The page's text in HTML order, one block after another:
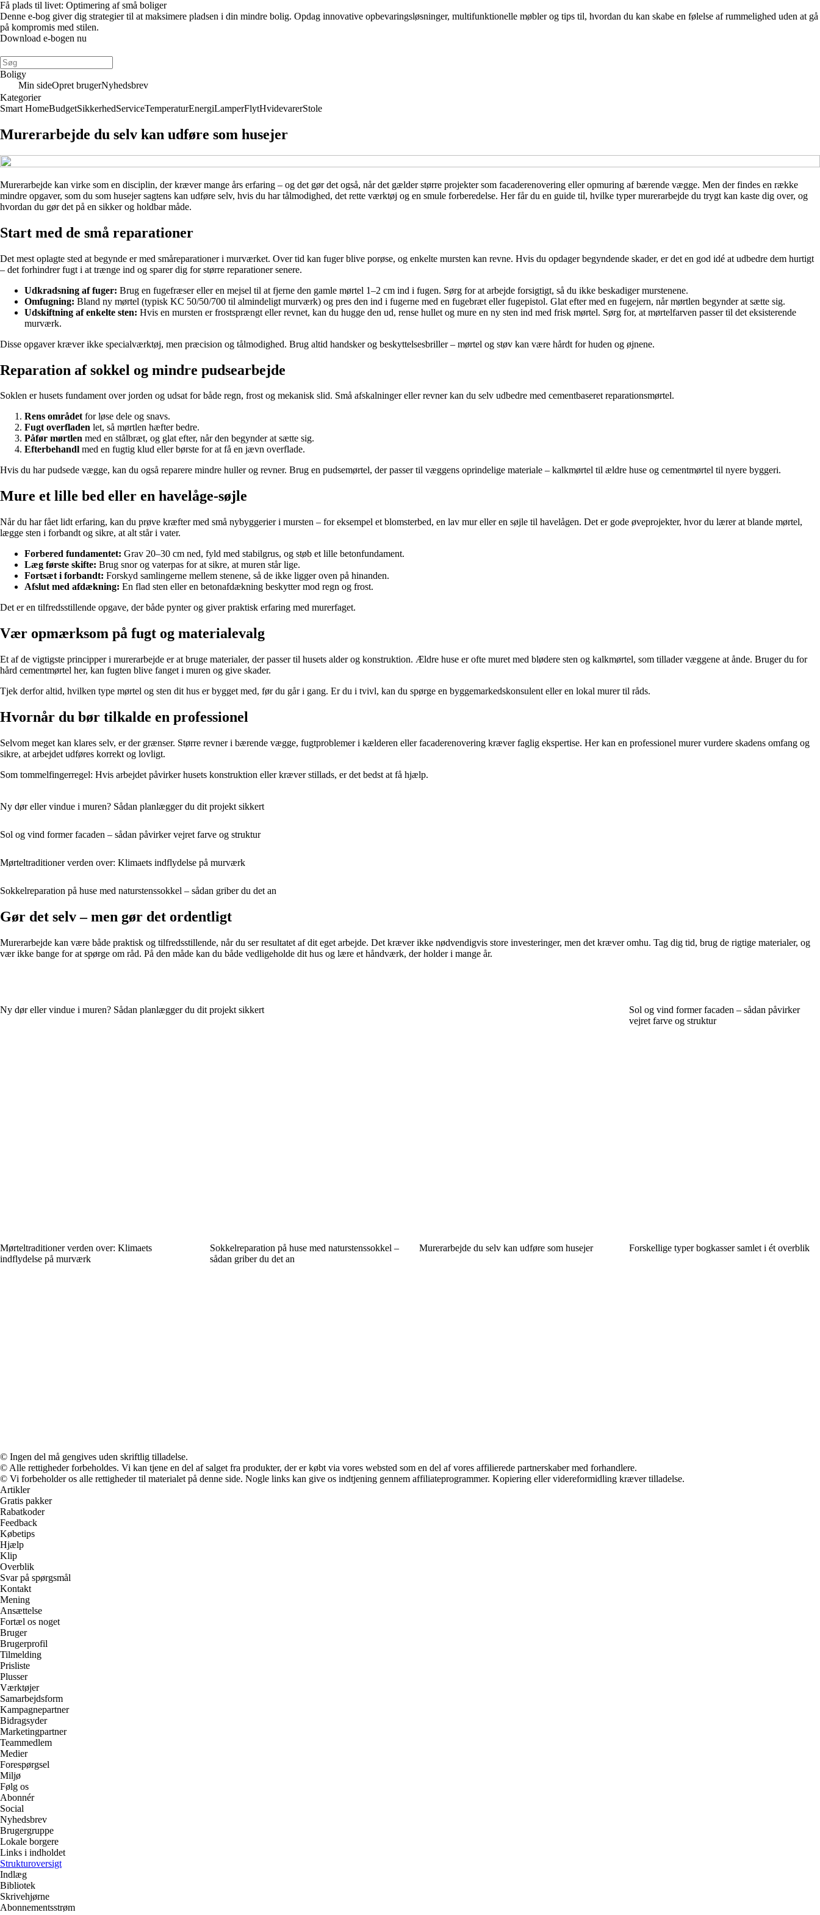
Få plads til livet: Optimering af små boliger
Denne e-bog giver dig strategier til at maksimere pladsen i din mindre bolig. Opdag innovative opbevaringsløsninger, multifunktionelle møbler og tips til, hvordan du kan skabe en følelse af rummelighed uden at gå
på kompromis med stilen.
Download e-bogen nu
Boligy
Min sideOpret brugerNyhedsbrev
Kategorier
Smart HomeBudgetSikkerhedServiceTemperaturEnergiLamperFlytHvidevarerStole
Murerarbejde du selv kan udføre som husejer
Murerarbejde kan virke som en disciplin, der kræver mange års erfaring – og det gør det også, når det gælder større projekter som facaderenovering eller opmuring af bærende vægge. Men der findes en række
mindre opgaver, som du som husejer sagtens kan udføre selv, hvis du har tålmodighed, det rette værktøj og en smule forberedelse. Her får du en guide til, hvilke typer murerarbejde du trygt kan kaste dig over, og
hvordan du gør det på en sikker og holdbar måde.
Start med de små reparationer
Det mest oplagte sted at begynde er med småreparationer i murværket. Over tid kan fuger blive porøse, og enkelte mursten kan revne. Hvis du opdager begyndende skader, er det en god idé at udbedre dem hurtigt
– det forhindrer fugt i at trænge ind og sparer dig for større reparationer senere.
Udkradsning af fuger: Brug en fugefræser eller en mejsel til at fjerne den gamle mørtel 1–2 cm ind i fugen. Sørg for at arbejde forsigtigt, så du ikke beskadiger murstenene.
Omfugning: Bland ny mørtel (typisk KC 50/50/700 til almindeligt murværk) og pres den ind i fugerne med en fugebræt eller fugepistol. Glat efter med en fugejern, når mørtlen begynder at sætte sig.
Udskiftning af enkelte sten: Hvis en mursten er frostsprængt eller revnet, kan du hugge den ud, rense hullet og mure en ny sten ind med frisk mørtel. Sørg for, at mørtelfarven passer til det eksisterende
murværk.
Disse opgaver kræver ikke specialværktøj, men præcision og tålmodighed. Brug altid handsker og beskyttelsesbriller – mørtel og støv kan være hårdt for huden og øjnene.
Reparation af sokkel og mindre pudsearbejde
Soklen er husets fundament over jorden og udsat for både regn, frost og mekanisk slid. Små afskalninger eller revner kan du selv udbedre med cementbaseret reparationsmørtel.
Rens områdetfor løse dele og snavs.
Fugt overfladen let, så mørtlen hæfter bedre.
Påfør mørtlen med en stålbræt, og glat efter, når den begynder at sætte sig.
Efterbehandl med en fugtig klud eller børste for at få en jævn overflade.
Hvis du har pudsede vægge, kan du også reparere mindre huller og revner. Brug en pudsemørtel, der passer til væggens oprindelige materiale – kalkmørtel til ældre huse og cementmørtel til nyere byggeri.
Mure et lille bed eller en havelåge-søjle
Når du har fået lidt erfaring, kan du prøve kræfter med små nybyggerier i mursten – for eksempel et blomsterbed, en lav mur eller en søjle til havelågen. Det er gode øveprojekter, hvor du lærer at blande mørtel,
lægge sten i forbandt og sikre, at alt står i vater.
Forbered fundamentet: Grav 20–30 cm ned, fyld med stabilgrus, og støb et lille betonfundament.
Læg første skifte: Brug snor og vaterpas for at sikre, at muren står lige.
Fortsæt i forbandt: Forskyd samlingerne mellem stenene, så de ikke ligger oven på hinanden.
Afslut med afdækning: En flad sten eller en betonafdækning beskytter mod regn og frost.
Det er en tilfredsstillende opgave, der både pynter og giver praktisk erfaring med murerfaget.
Vær opmærksom på fugt og materialevalg
Et af de vigtigste principper i murerarbejde er at bruge materialer, der passer til husets alder og konstruktion. Ældre huse er ofte muret med blødere sten og kalkmørtel, som tillader væggene at ånde. Bruger du for
hård cementmørtel her, kan fugten blive fanget i muren og give skader.
Tjek derfor altid, hvilken type mørtel og sten dit hus er bygget med, før du går i gang. Er du i tvivl, kan du spørge en byggemarkedskonsulent eller en lokal murer til råds.
Hvornår du bør tilkalde en professionel
Selvom meget kan klares selv, er der grænser. Større revner i bærende vægge, fugtproblemer i kælderen eller facaderenovering kræver faglig ekspertise. Her kan en professionel murer vurdere skadens omfang og
sikre, at arbejdet udføres korrekt og lovligt.
Som tommelfingerregel: Hvis arbejdet påvirker husets konstruktion eller kræver stillads, er det bedst at få hjælp.
Ny dør eller vindue i muren? Sådan planlægger du dit projekt sikkert
Sol og vind former facaden – sådan påvirker vejret farve og struktur
Mørteltraditioner verden over: Klimaets indflydelse på murværk
Sokkelreparation på huse med naturstenssokkel – sådan griber du det an
Gør det selv – men gør det ordentligt
Murerarbejde kan være både praktisk og tilfredsstillende, når du ser resultatet af dit eget arbejde. Det kræver ikke nødvendigvis store investeringer, men det kræver omhu. Tag dig tid, brug de rigtige materialer, og
vær ikke bange for at spørge om råd. På den måde kan du både vedligeholde dit hus og lære et håndværk, der holder i mange år.
Ny dør eller vindue i muren? Sådan planlægger du dit projekt sikkert
Sol og vind former facaden – sådan påvirker
vejret farve og struktur
Mørteltraditioner verden over: Klimaets
indflydelse på murværk
Sokkelreparation på huse med naturstenssokkel –
sådan griber du det an
Murerarbejde du selv kan udføre som husejer Forskellige typer bogkasser samlet i ét overblik
© Ingen del må gengives uden skriftlig tilladelse.
© Alle rettigheder forbeholdes. Vi kan tjene en del af salget fra produkter, der er købt via vores websted som en del af vores affilierede partnerskaber med forhandlere.
© Vi forbeholder os alle rettigheder til materialet på denne side. Nogle links kan give os indtjening gennem affiliateprogrammer. Kopiering eller videreformidling kræver tilladelse.
Artikler
Gratis pakker
Rabatkoder
Feedback
Købetips
Hjælp
Klip
Overblik
Svar på spørgsmål
Kontakt
Mening
Ansættelse
Fortæl os noget
Bruger
Brugerprofil
Tilmelding
Prisliste
Plusser
Værktøjer
Samarbejdsform
Kampagnepartner
Bidragsyder
Marketingpartner
Teammedlem
Medier
Forespørgsel
Miljø
Følg os
Abonnér
Social
Nyhedsbrev
Brugergruppe
Lokale borgere
Links i indholdet
Strukturoversigt
Indlæg
Bibliotek
Skrivehjørne
Abonnementsstrøm